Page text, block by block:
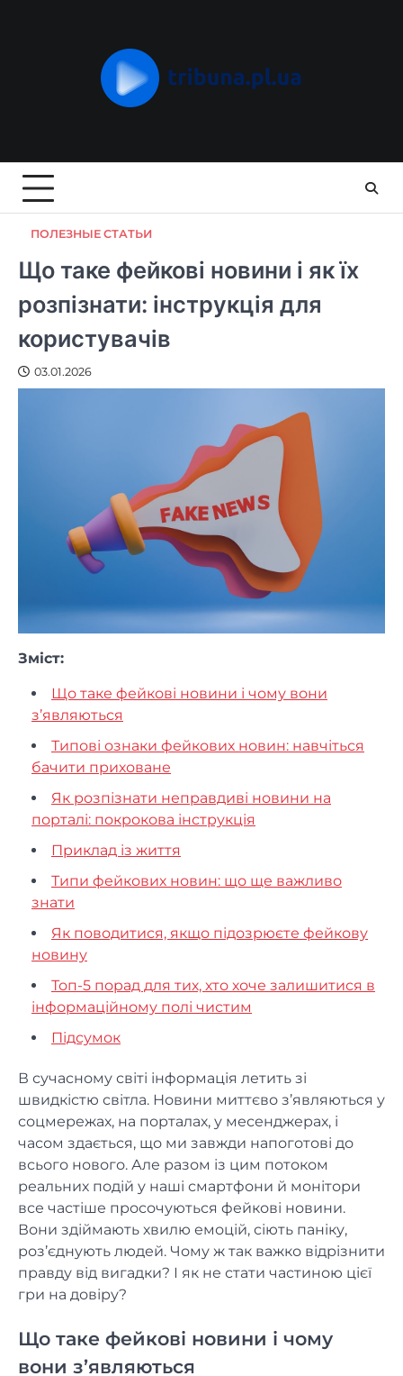
ПОЛЕЗНЫЕ СТАТЬИ
Що таке фейкові новини і як їх
розпізнати: інструкція для
користувачів
03.01.2026
Зміст:
Що таке фейкові новини і чому вони
з’являються
Типові ознаки фейкових новин: навчіться
бачити приховане
Як розпізнати неправдиві новини на
порталі: покрокова інструкція
Приклад із життя
Типи фейкових новин: що ще важливо
знати
Як поводитися, якщо підозрюєте фейкову
новину
Топ-5 порад для тих, хто хоче залишитися в
інформаційному полі чистим
Підсумок
В сучасному світі інформація летить зі
швидкістю світла. Новини миттєво з’являються у
соцмережах, на порталах, у месенджерах, і
часом здається, що ми завжди напоготові до
всього нового. Але разом із цим потоком
реальних подій у наші смартфони й монітори
все частіше просочуються фейкові новини.
Вони здіймають хвилю емоцій, сіють паніку,
роз’єднують людей. Чому ж так важко відрізнити
правду від вигадки? І як не стати частиною цієї
гри на довіру?
Що таке фейкові новини і чому
вони з’являються